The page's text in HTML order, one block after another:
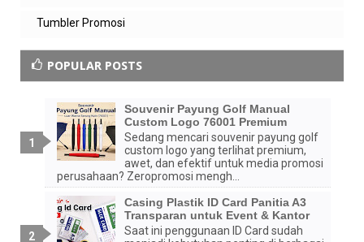
Tumbler Promosi
POPULAR POSTS
Souvenir Payung Golf Manual
Custom Logo 76001 Premium
Sedang mencari souvenir payung golf
custom logo yang terlihat premium,
awet, dan efektif untuk media promosi
perusahaan? Zeropromosi mengh...
Casing Plastik ID Card Panitia A3
Transparan untuk Event & Kantor
Saat ini penggunaan ID Card sudah